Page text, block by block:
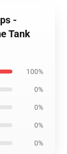
-
Tank
100%
0%
0%
0%
0%